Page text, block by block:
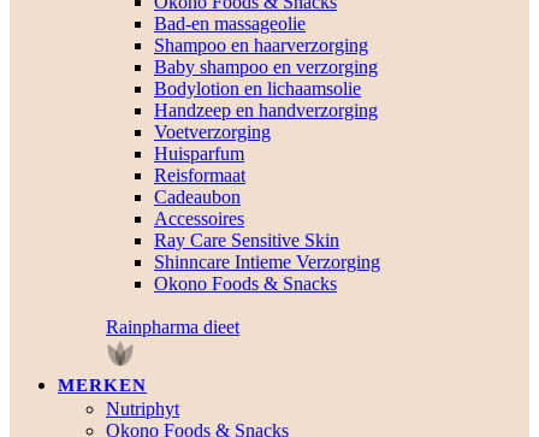
Bad-en massageolie
Shampoo en haarverzorging
Baby shampoo en verzorging
Bodylotion en lichaamsolie
Handzeep en handverzorging
Voetverzorging
Huisparfum
Reisformaat
Cadeaubon
Accessoires
Ray Care Sensitive Skin
Shinncare Intieme Verzorging
Okono Foods & Snacks
Rainpharma dieet
MERKEN
Nutriphyt
Okono Foods & Snacks